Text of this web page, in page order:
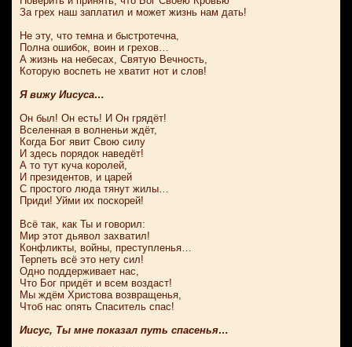
За грех наш заплатил и может жизнь нам дать!
Не эту, что темна и быстротечна,
Полна ошибок, воин и грехов…
А жизнь на небесах, Святую Вечность,
Которую воспеть не хватит нот и слов!
Я вижу Иисуса…
Он был! Он есть! И Он грядёт!
Вселенная в волненьи ждёт,
Когда Бог явит Свою силу
И здесь порядок наведёт!
А то тут куча королей,
И президентов, и царей
С простого люда тянут жилы…
Приди! Уйми их поскорей!
Всё так, как Ты и говорил:
Мир этот дьявол захватил!
Конфликты, войны, преступленья…
Терпеть всё это нету сил!
Одно поддерживает нас,
Что Бог придёт и всем воздаст!
Мы ждём Христова возвращенья,
Чтоб нас опять Спаситель спас!
Иисус, Ты мне показал путь спасенья…